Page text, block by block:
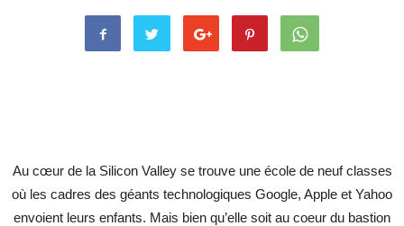
Au cœur de la Silicon Valley se trouve une école de neuf classes
où les cadres des géants technologiques Google, Apple et Yahoo
envoient leurs enfants. Mais bien qu’elle soit au coeur du bastion